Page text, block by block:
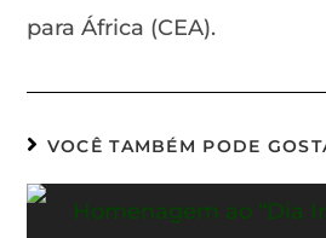
para África (CEA).
VOCÊ TAMBÉM PODE